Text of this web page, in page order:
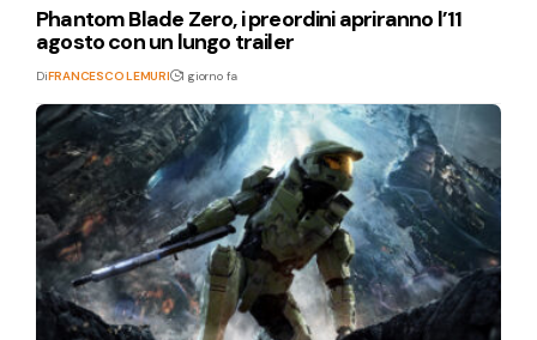
Phantom Blade Zero, i preordini apriranno l’11
agosto con un lungo trailer
DiFRANCESCO LEMURI 1 giorno fa